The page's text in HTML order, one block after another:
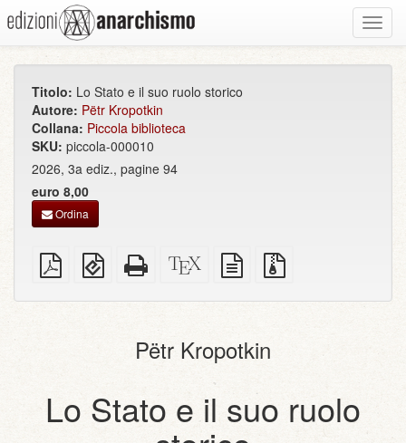
Titolo: Lo Stato e il suo ruolo storico
Autore: Pëtr Kropotkin
Collana: Piccola biblioteca
SKU: piccola-000010
2026, 3a ediz., pagine 94
euro 8,00
Ordina
PDF
semplice
EPUB
(per
HTML
completo
stampa)
Sorgenti
XeLaTeX
sorgente
Pëtr Kropotkin
Lo Stato e il suo ruolo